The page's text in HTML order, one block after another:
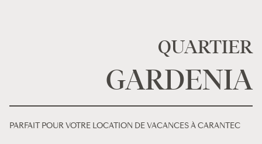
QUARTIER
GARDENIA
PARFAIT POUR VOTRE LOCATION DE VACANCES À CARANTEC